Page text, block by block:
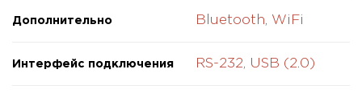
Дополнительно Bluetooth WiFi
Интерфейс подключения RS-232 USB (2.0)